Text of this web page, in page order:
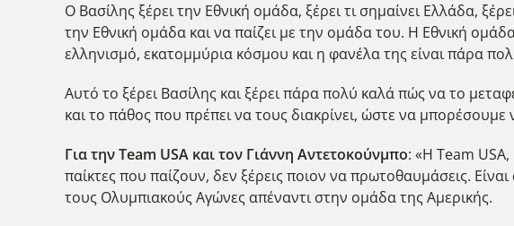
Ο Βασίλης ξέρει την Εθνική ομάδα, ξέρει τι σημαίνει Ελλάδα,
την Εθνική ομάδα και να παίζει με την ομάδα του. Η Εθνική
ελληνισμό, εκατομμύρια κόσμου και η φανέλα της είναι πάρα
Αυτό το ξέρει Βασίλης και ξέρει πάρα πολύ καλά πώς να το
και το πάθος που πρέπει να τους διακρίνει, ώστε να
Για τηνTeam USA και τον Γιάννη Αντετοκούνμπο: «Η Team
παίκτες που παίζουν, δεν ξέρεις ποιον να πρωτοθαυμάσεις.
τους Ολυμπιακούς Αγώνες απέναντι στην ομάδα της Αμερικής.